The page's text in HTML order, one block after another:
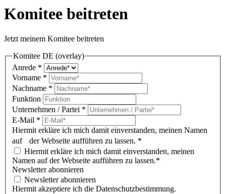
Komitee beitreten
Jetzt meinem Komitee beitreten
Komitee DE (overlay)
Anrede *
Vorname *
Nachname *
Funktion
Unternehmen / Partei *
E-Mail *
Hiermit erkläre ich mich damit einverstanden, meinen Namen
auf der Webseite aufführen zu lassen. *
Hiermit erkläre ich mich damit einverstanden, meinen
Namen auf der Webseite aufführen zu lassen.*
Newsletter abonnieren
Newsletter abonnieren
Hiermit akzeptiere ich die Datenschutzbestimmung.